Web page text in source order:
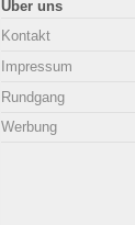
Über uns
Kontakt
Impressum
Rundgang
Werbung